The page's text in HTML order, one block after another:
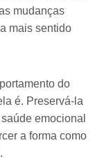
mudanças
mais sentido
do
é. Preservá-la
emocional
a forma como